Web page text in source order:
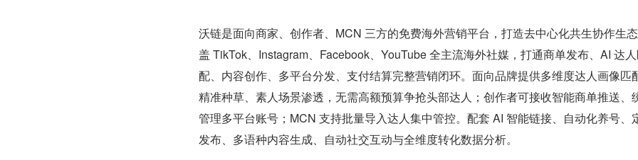
沃链是面向商家、创作者、MCN 三方的免费海外营销平台，打造去中心化共生协作生
盖 TikTok、Instagram、Facebook、YouTube 全主流海外社媒，打通商单发布、AI 达
配、内容创作、多平台分发、支付结算完整营销闭环。面向品牌提供多维度达人画像匹
精准种草、素人场景渗透，无需高额预算争抢头部达人；创作者可接收智能商单推送、
管理多平台账号；MCN 支持批量导入达人集中管控。配套 AI 智能链接、自动化养号、
发布、多语种内容生成、自动社交互动与全维度转化数据分析。